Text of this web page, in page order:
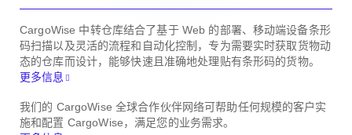
CargoWise 中转仓库结合了基于 Web 的部署、移动端设备条形
码扫描以及灵活的流程和自动化控制，专为需要实时获取货物动
态的仓库而设计，能够快速且准确地处理贴有条形码的货物。
更多信息
我们的 CargoWise 全球合作伙伴网络可帮助任何规模的客户实
施和配置 CargoWise，满足您的业务需求。